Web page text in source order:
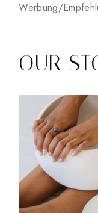
Werbung/
OUR